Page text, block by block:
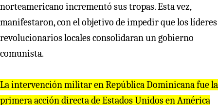
norteamericano incrementó sus tropas. Esta vez,
manifestaron, con el objetivo de impedir que los líderes
revolucionarios locales consolidaran un gobierno
comunista.
La intervención militarenRepública Dominicana fue la
primera acción directa de Estados Unidos en América